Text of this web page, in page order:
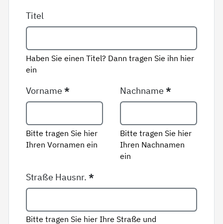
Titel
Haben Sie einen Titel? Dann tragen Sie ihn hier
ein
Vorname*
Bitte tragen Sie hier
Ihren Vornamen ein
Nachname*
Bitte tragen Sie hier
Ihren Nachnamen
ein
Straße Hausnr.*
Bitte tragen Sie hier Ihre Straße und